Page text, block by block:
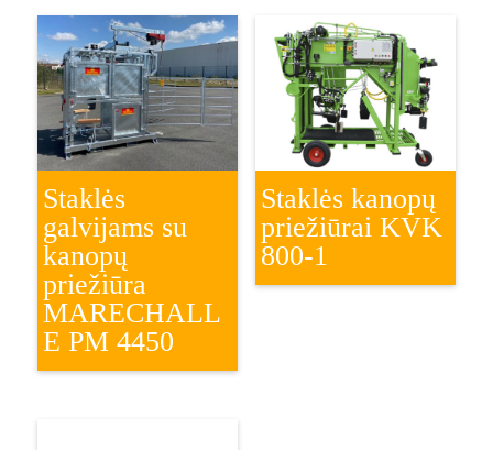
Staklės
galvijams su
kanopų
priežiūra
MARECHALL
E PM 4450
Staklės kanopų
priežiūrai KVK
800-1